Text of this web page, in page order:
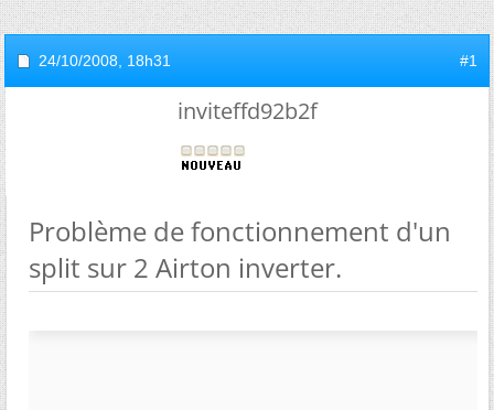
24/10/2008, 18h31 #1
inviteffd92b2f
Problème de fonctionnement d'un
split sur 2 Airton inverter.